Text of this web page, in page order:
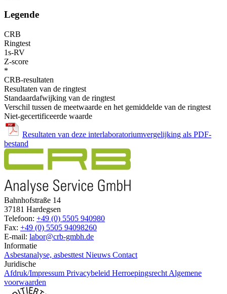
Legende
CRB
Ringtest
1s-RV
Z-score
*
CRB-resultaten
Resultaten van de ringtest
Standaardafwijking van de ringtest
Verschil tussen de meetwaarde en het gemiddelde van de ringtest
Niet-gecertificeerde waarde
Resultaten van deze interlaboratoriumvergelijking als PDF-
bestand
Bahnhofstraße 14
37181 Hardegsen
Telefoon: +49 (0) 5505 940980
Fax: +49 (0) 5505 94098260
E-mail: labor@crb-gmbh.de
Informatie
Asbestanalyse, asbesttest Nieuws Contact
Juridische
Afdruk/Impressum Privacybeleid Herroepingsrecht Algemene
voorwaarden